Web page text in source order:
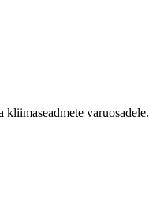
kliimaseadmete varuosadele.